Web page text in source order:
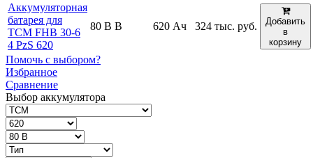
Аккумуляторная
батарея для
TCM FHB 30-6
4 PzS 620
80 В В 620 Ач 324 тыс. руб.
Добавить
в
корзину
Помочь с выбором?
Избранное
Сравнение
Выбор аккумулятора